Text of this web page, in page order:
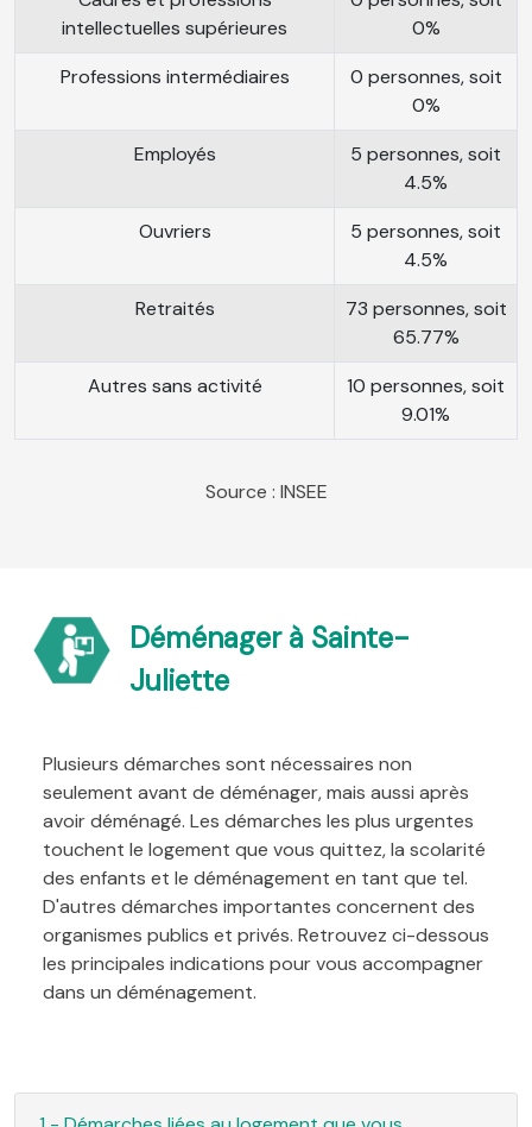
intellectuelles supérieures
0%
Professions intermédiaires
0 personnes, soit
0%
Employés
5 personnes, soit
4.5%
Ouvriers
5 personnes, soit
4.5%
Retraités
73 personnes, soit
65.77%
Autres sans activité
10 personnes, soit
9.01%
Source : INSEE
Déménager à Sainte-
Juliette
Plusieurs démarches sont nécessaires non
seulement avant de déménager, mais aussi après
avoir déménagé. Les démarches les plus urgentes
touchent le logement que vous quittez, la scolarité
des enfants et le déménagement en tant que tel.
D'autres démarches importantes concernent des
organismes publics et privés. Retrouvez ci-dessous
les principales indications pour vous accompagner
dans un déménagement.